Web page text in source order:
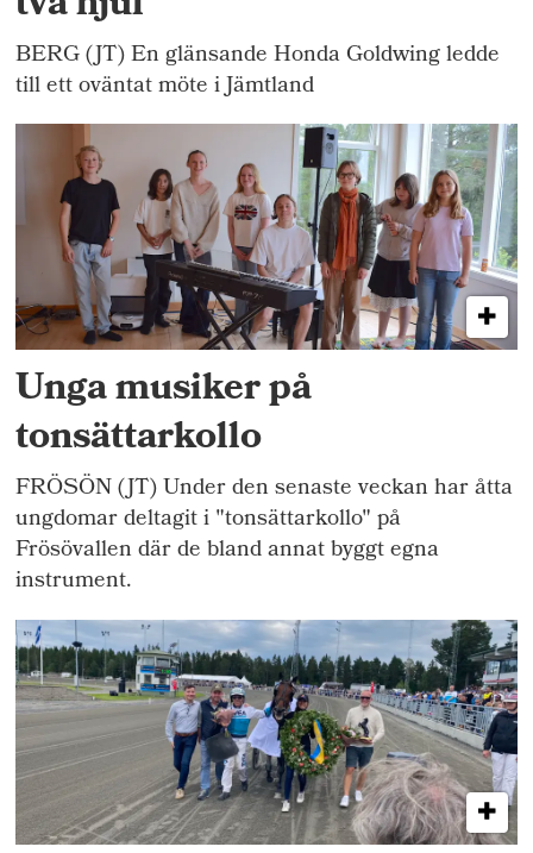
BERG (JT) En glänsande Honda Goldwing ledde
till ett oväntat möte i Jämtland
Unga musiker på
tonsättarkollo
FRÖSÖN (JT) Under den senaste veckan har åtta
ungdomar deltagit i "tonsättarkollo" på
Frösövallen där de bland annat byggt egna
instrument.